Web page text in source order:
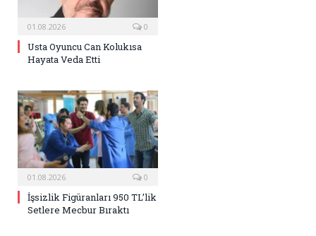
01.08.2026 0
Usta Oyuncu Can Kolukısa
Hayata Veda Etti
01.08.2026 0
İşsizlik Figüranları 950 TL’lik
Setlere Mecbur Bıraktı